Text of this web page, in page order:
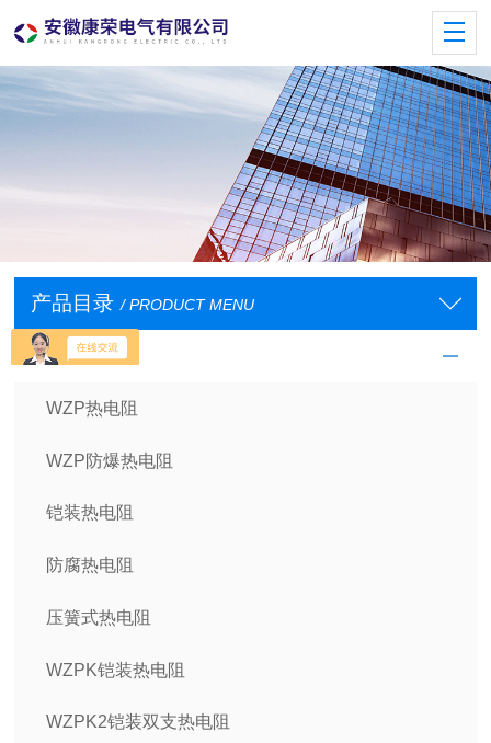
产品目录 / PRODUCT MENU
工业热电阻
WZP热电阻
WZP防爆热电阻
铠装热电阻
防腐热电阻
压簧式热电阻
WZPK铠装热电阻
WZPK2铠装双支热电阻